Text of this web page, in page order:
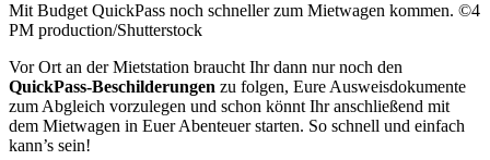
Mit Budget QuickPass noch schneller zum Mietwagen kommen. ©4
PM production/Shutterstock
Vor Ort an der Mietstation braucht Ihr dann nur noch den
QuickPass-Beschilderungen zu folgen, Eure Ausweisdokumente
zum Abgleich vorzulegen und schon könnt Ihr anschließend mit
dem Mietwagen in Euer Abenteuer starten. So schnell und einfach
kann’s sein!